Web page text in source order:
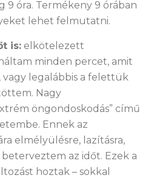
9 óra. Termékeny 9 órában
lehet felmutatni.
is: elkötelezett
minden percet, amit
legalábbis a felettük
Nagy
öngondoskodás” című
Ennek az
elmélyülésre, lazításra,
az időt. Ezek a
hoztak – sokkal